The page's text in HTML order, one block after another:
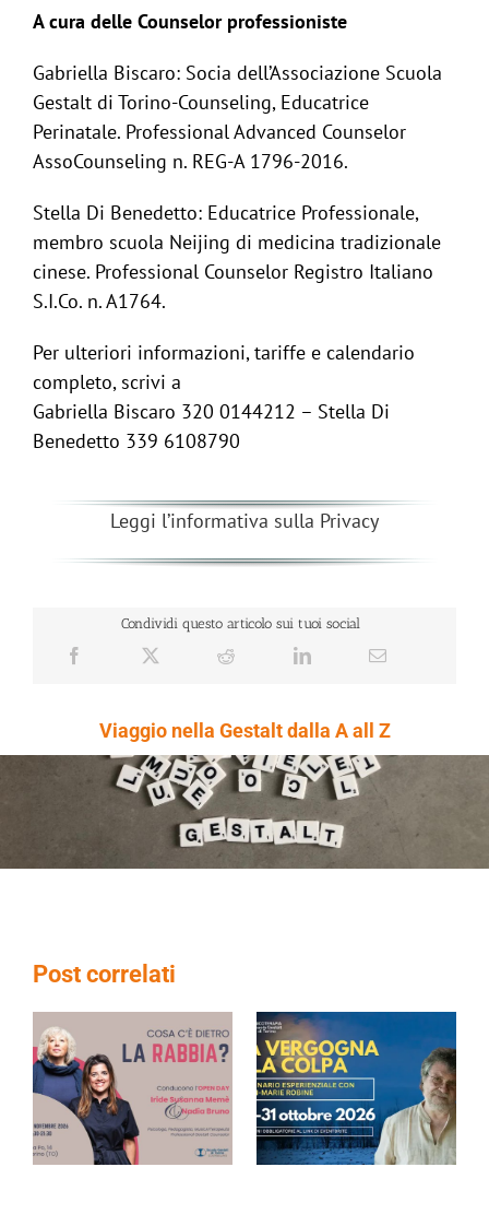
A cura delle Counselor professioniste
Gabriella Biscaro: Socia dell’Associazione Scuola
Gestalt di Torino-Counseling, Educatrice
Perinatale. Professional Advanced Counselor
AssoCounseling n. REG-A 1796-2016.
Stella Di Benedetto: Educatrice Professionale,
membro scuola Neijing di medicina tradizionale
cinese. Professional Counselor Registro Italiano
S.I.Co. n. A1764.
Per ulteriori informazioni, tariffe e calendario
completo, scrivi a
Gabriella Biscaro 320 0144212 – Stella Di
Benedetto 339 6108790
Leggi l’informativa sulla Privacy
Condividi questo articolo sui tuoi social
Viaggio nella Gestalt dalla A all Z
Post correlati